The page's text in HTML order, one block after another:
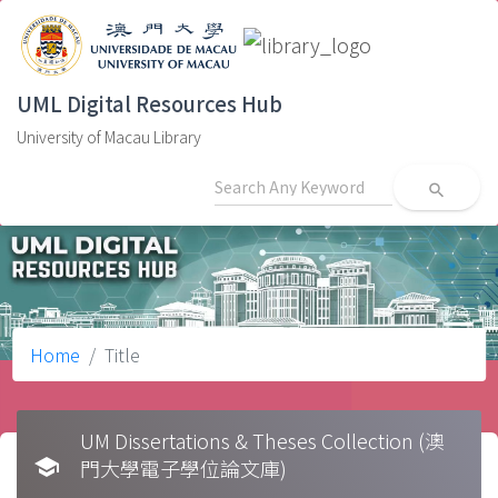
UML Digital Resources Hub
University of Macau Library
search
Home Title
school
UM Dissertations & Theses Collection (澳
門大學電子學位論文庫)